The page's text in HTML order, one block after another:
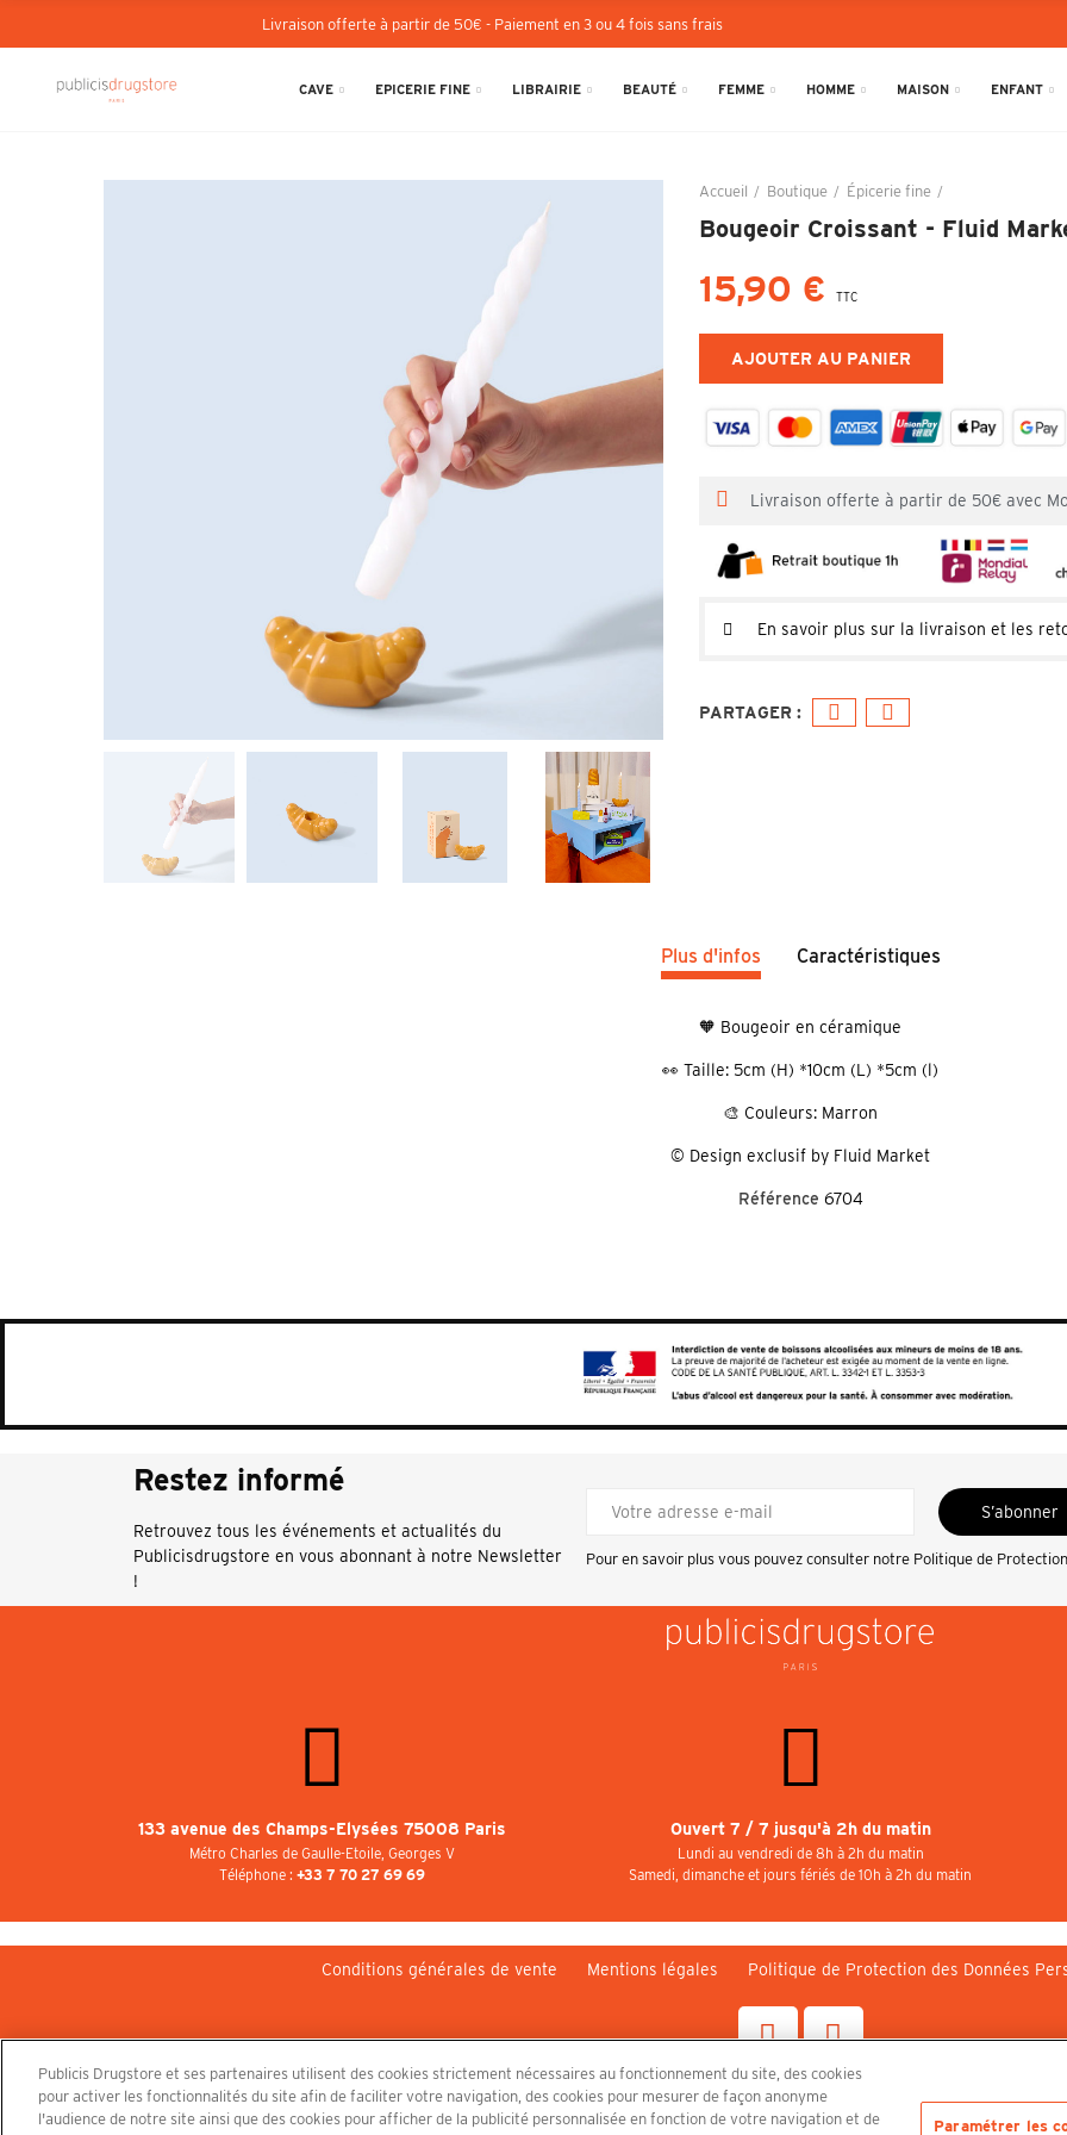
Livraison offerte à partir de 50€ - Paiement en 3 ou 4 fois sans frais
CAVE EPICERIE FINE LIBRAIRIE BEAUTÉ FEMME HOMME MAISON ENFANT
Accueil Boutique Épicerie fine
Bougeoir Croissant - Fluid
15,90 € TTC
AJOUTER AU PANIER
Livraison offerte à partir de 50€ avec
En savoir plus sur la livraison et les
Plus d'infos Caractéristiques
🧡 Bougeoir en céramique
👀 Taille: 5cm (H) *10cm (L) *5cm (l)
🎨 Couleurs: Marron
©️ Design exclusif by Fluid Market
Référence 6704
Restez informé
Retrouvez tous les événements et actualités du
Publicisdrugstore en vous abonnant à notre Newsletter
!
S’abonner
Pour en savoir plus vous pouvez consulter notre Politique de
133 avenue des Champs-Elysées 75008 Paris
Métro Charles de Gaulle-Etoile, Georges V
Téléphone : +33 7 70 27 69 69
Ouvert 7 / 7 jusqu'à 2h du matin
Lundi au vendredi de 8h à 2h du matin
Samedi, dimanche et jours fériés de 10h à 2h du matin
Conditions générales de vente Mentions légales Politique de Protection des Données
Découvrez le PUBLICISDRUGSTORE
Publicis Drugstore et ses partenaires utilisent des cookies strictement nécessaires au fonctionnement du site, des cookies
pour activer les fonctionnalités du site afin de faciliter votre navigation, des cookies pour mesurer de façon anonyme
l'audience de notre site ainsi que des cookies pour afficher de la publicité personnalisée en fonction de votre navigation et de
Paramétrer les